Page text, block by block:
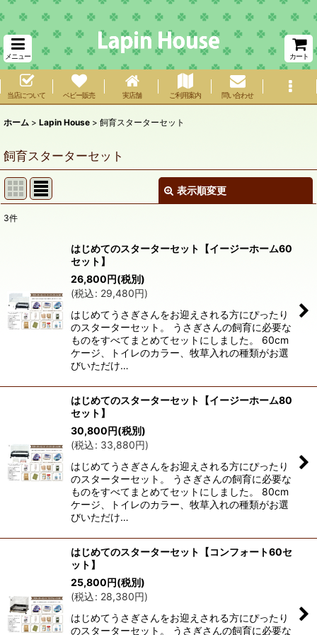
メニュー カート
当店について ベビー販売 実店舗 ご利用案内 問い合わせ
ホーム > Lapin House > 飼育スターターセット
飼育スターターセット
表示順変更
並び順:
絞り込む
3件
はじめてのスターターセット【イージーホーム60
セット】
26,800円(税別)
(税込: 29,480円)
はじめてうさぎさんをお迎えされる方にぴったり
のスターターセット。 うさぎさんの飼育に必要な
ものをすべてまとめてセットにしました。 60cm
ケージ、トイレのカラー、牧草入れの種類がお選
びいただけ…
はじめてのスターターセット【イージーホーム80
セット】
30,800円(税別)
(税込: 33,880円)
はじめてうさぎさんをお迎えされる方にぴったり
のスターターセット。 うさぎさんの飼育に必要な
ものをすべてまとめてセットにしました。 80cm
ケージ、トイレのカラー、牧草入れの種類がお選
びいただけ…
はじめてのスターターセット【コンフォート60セ
ット】
25,800円(税別)
(税込: 28,380円)
はじめてうさぎさんをお迎えされる方にぴったり
のスターターセット。 うさぎさんの飼育に必要な